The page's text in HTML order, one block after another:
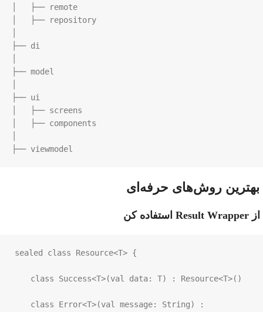
│   ├── remote
│   ├── repository
├── di
├── model
├── ui
│   ├── screens
│   ├── components
├── viewmodel
بهترین روش‌های حرفه‌ای
از Result Wrapper استفاده کن
sealed class Resource<T> {
class Success<T>(val data: T) : Resource<T>()
class Error<T>(val message: String